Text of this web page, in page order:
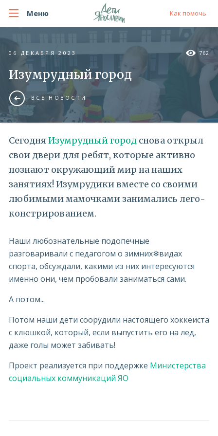
Меню Как помочь
06 ДЕКАБРЯ 2023 762
Изумрудный город
ВСЕ НОВОСТИ
СегодняИзумрудный город снова открыл
свои двери для ребят, которые активно
познают окружающий мир на наших
занятиях! Изумрудики вместе со своими
любимыми мамочками занимались лего-
констрированием.
Наши любознательные подопечные
разговаривали с педагогом о зимних❄видах
спорта, обсуждали, какими из них интересуются
именно они, чем пробовали заниматься сами.
А потом...
Потом наши дети соорудили настоящего хоккеиста
с клюшкой, который, если выпустить его на лед,
даже голы может забивать!
Проект реализуется при поддержке Министерства
социальных коммуникаций ЯО